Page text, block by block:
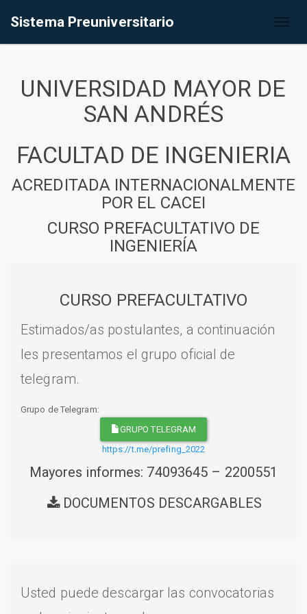
Sistema Preuniversitario
UNIVERSIDAD MAYOR DE
SAN ANDRÉS
FACULTAD DE INGENIERIA
ACREDITADA INTERNACIONALMENTE
POR EL CACEI
CURSO PREFACULTATIVO DE
INGENIERÍA
CURSO PREFACULTATIVO
Estimados/as postulantes, a continuación
les presentamos el grupo oficial de
telegram.
Grupo de Telegram:
GRUPO TELEGRAM
https://t.me/prefing_2022
Mayores informes: 74093645 – 2200551
DOCUMENTOS DESCARGABLES
Usted puede descargar las convocatorias